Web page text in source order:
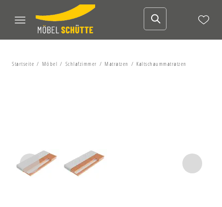
Startseite Möbel Schlafzimmer Matratzen Kaltschaummatratzen